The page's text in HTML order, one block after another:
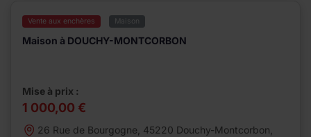
Vente aux enchères Maison
Maison à DOUCHY-MONTCORBON
Mise à prix :
1 000,00 €
26 Rue de Bourgogne, 45220 Douchy-Montcorbon,